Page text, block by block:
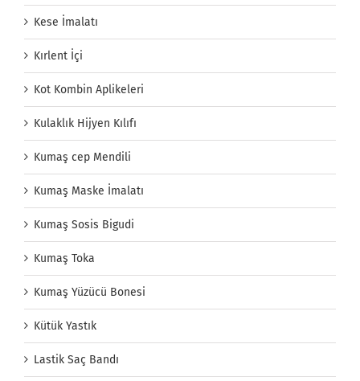
Kese İmalatı
Kırlent İçi
Kot Kombin Aplikeleri
Kulaklık Hijyen Kılıfı
Kumaş cep Mendili
Kumaş Maske İmalatı
Kumaş Sosis Bigudi
Kumaş Toka
Kumaş Yüzücü Bonesi
Kütük Yastık
Lastik Saç Bandı